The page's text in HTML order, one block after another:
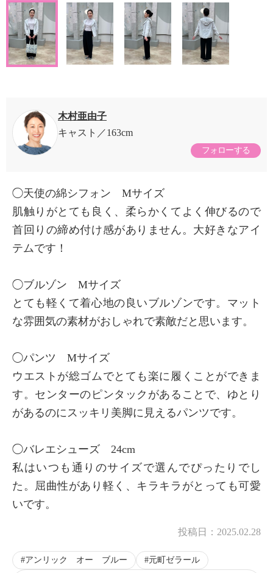
木村亜由子
キャスト
163cm
フォローする
◯天使の綿シフォン Mサイズ
肌触りがとても良く、柔らかくてよく伸びるので
首回りの締め付け感がありません。大好きなアイ
テムです！
◯ブルゾン Mサイズ
とても軽くて着心地の良いブルゾンです。マット
な雰囲気の素材がおしゃれで素敵だと思います。
◯パンツ Mサイズ
ウエストが総ゴムでとても楽に履くことができま
す。センターのピンタックがあることで、ゆとり
があるのにスッキリ美脚に見えるパンツです。
◯バレエシューズ 24cm
私はいつも通りのサイズで選んでぴったりでし
た。屈曲性があり軽く、キラキラがとっても可愛
いです。
投稿日： 2025.02.28
アンリック オー ブルー
元町ゼラール